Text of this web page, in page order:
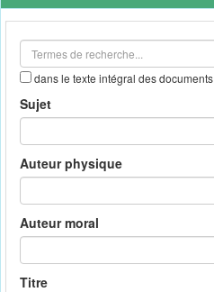
outils
dans le texte intégral des documents
Sujet
Auteur physique
Auteur moral
Titre